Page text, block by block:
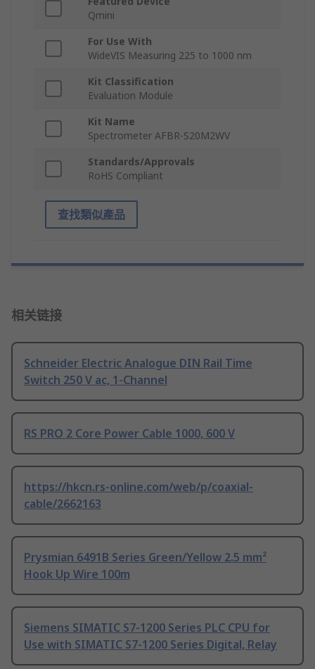
Qmini
For Use With
WideVIS Measuring 225 to 1000 nm
Kit Classification
Evaluation Module
Kit Name
Spectrometer AFBR-S20M2WV
Standards/Approvals
RoHS Compliant
查找類似產品
相关链接
Schneider Electric Analogue DIN Rail Time
Switch 250 V ac, 1-Channel
RS PRO 2 Core Power Cable 1000, 600 V
https://hkcn.rs-online.com/web/p/coaxial-
cable/2662163
Prysmian 6491B Series Green/Yellow 2.5 mm²
Hook Up Wire 100m
Siemens SIMATIC S7-1200 Series PLC CPU for
Use with SIMATIC S7-1200 Series Digital, Relay